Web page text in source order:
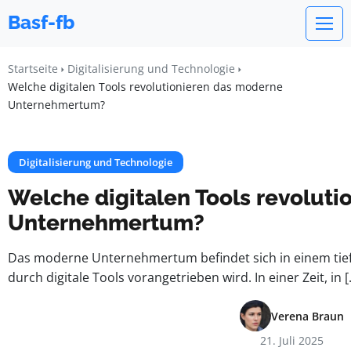
Basf-fb
Startseite
Digitalisierung und Technologie
Welche digitalen Tools revolutionieren das moderne
Unternehmertum?
Digitalisierung und Technologie
Welche digitalen Tools
Unternehmertum?
Das moderne Unternehmertum befindet sich in einem
durch digitale Tools vorangetrieben wird. In einer Zeit, in
Verena Braun
21. Juli 2025